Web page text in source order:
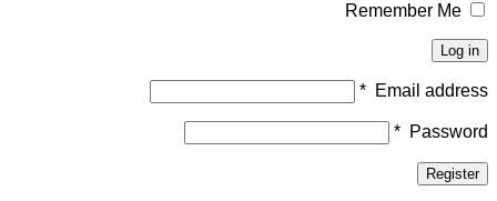
Remember Me
Log in
Email address
*
Password
*
Register